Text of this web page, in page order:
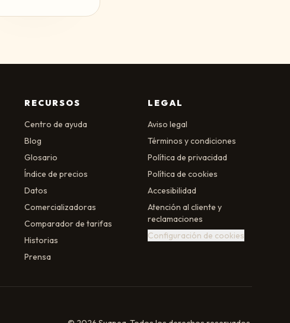
RECURSOS
Centro de ayuda
Blog
Glosario
Índice de precios
Datos
Comercializadoras
Comparador de tarifas
Historias
Prensa
LEGAL
Aviso legal
Términos y condiciones
Política de privacidad
Política de cookies
Accesibilidad
Atención al cliente y
reclamaciones
Configuración de cookies